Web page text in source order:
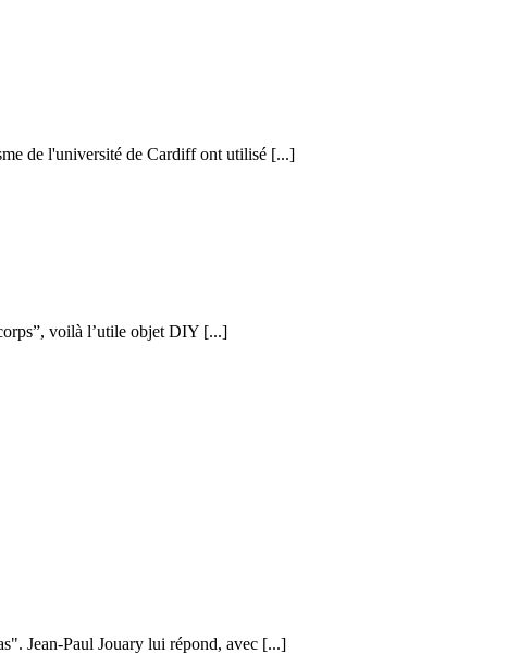
de l'université de Cardiff ont utilisé [...]
voilà l’utile objet DIY [...]
Jean-Paul Jouary lui répond, avec [...]